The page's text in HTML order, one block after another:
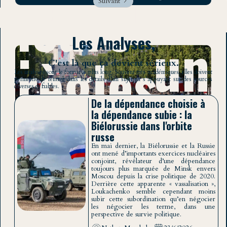
: un
triptyque
pour
leurs
règles
Maxence Becquet 15/6/2026
Les Analyses,
C'est là que ça devient sérieux.
Les analyses sont le format le plus long. Souvent très académiques, elles doivent
permettre de rentrer dans les détails d’un sujet en s’appuyant sur des sources
diverses et fiables.
De la dépendance choisie à
la dépendance subie : la
Biélorussie dans l'orbite
russe
En mai dernier, la Biélorussie et la Russie
ont mené d’importants exercices nucléaires
conjoint, révélateur d’une dépendance
toujours plus marquée de Minsk envers
Moscou depuis la crise politique de 2020.
Derrière cette apparente « vassalisation »,
Loukachenko semble cependant moins
subir cette subordination qu’en négocier
les négocier les terme, dans une
perspective de survie politique.